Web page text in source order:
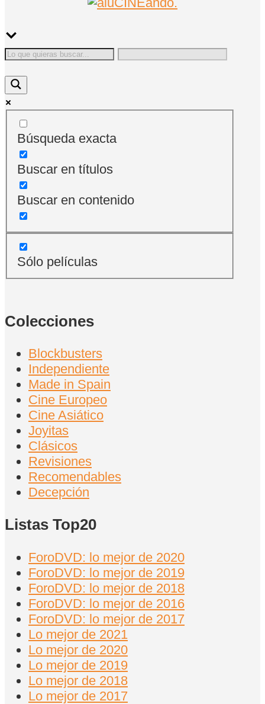
Búsqueda exacta
Buscar en títulos
Buscar en contenido
Sólo películas
Colecciones
Blockbusters
Independiente
Made in Spain
Cine Europeo
Cine Asiático
Joyitas
Clásicos
Revisiones
Recomendables
Decepción
Listas Top20
ForoDVD: lo mejor de 2020
ForoDVD: lo mejor de 2019
ForoDVD: lo mejor de 2018
ForoDVD: lo mejor de 2016
ForoDVD: lo mejor de 2017
Lo mejor de 2021
Lo mejor de 2020
Lo mejor de 2019
Lo mejor de 2018
Lo mejor de 2017